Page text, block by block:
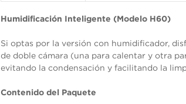
Humidificación Inteligente (Modelo H60)
Si optas por la versión con humidificador,
de doble cámara (una para calentar y otra
evitando la condensación y facilitando la
Contenido del Paquete